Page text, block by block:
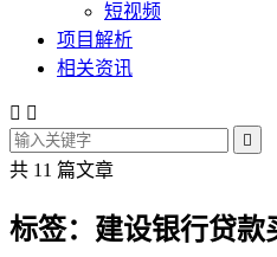
短视频
项目解析
相关资讯
 

共 11 篇文章
标签：建设银行贷款